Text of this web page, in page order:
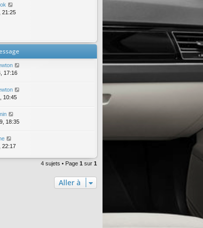
21:25
17:16
10:45
18:35
22:17
4 sujets • Page 1 sur 1
Aller à